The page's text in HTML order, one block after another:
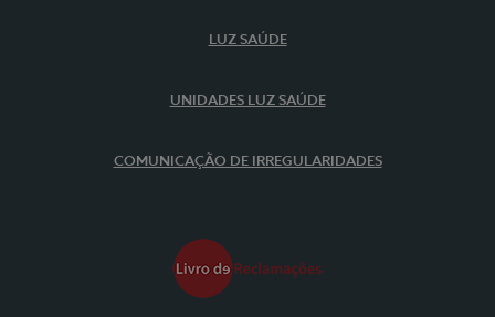
LUZ SAÚDE
UNIDADES LUZ SAÚDE
COMUNICAÇÃO DE IRREGULARIDADES